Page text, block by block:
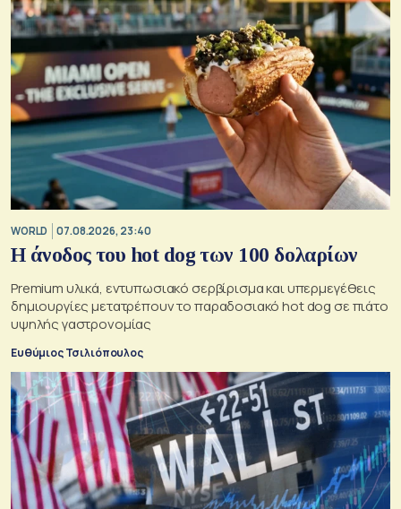
WORLD 07.08.2026, 23:40
Η άνοδος του hot dog των 100 δολαρίων
Premium υλικά, εντυπωσιακό σερβίρισμα και υπερμεγέθεις
δημιουργίες μετατρέπουν το παραδοσιακό hot dog σε πιάτο
υψηλής γαστρονομίας
Ευθύμιος Τσιλιόπουλος